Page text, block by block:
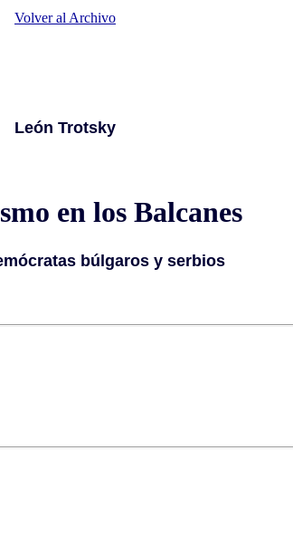
Volver al Archivo
León Trotsky
en los Balcanes
búlgaros y serbios